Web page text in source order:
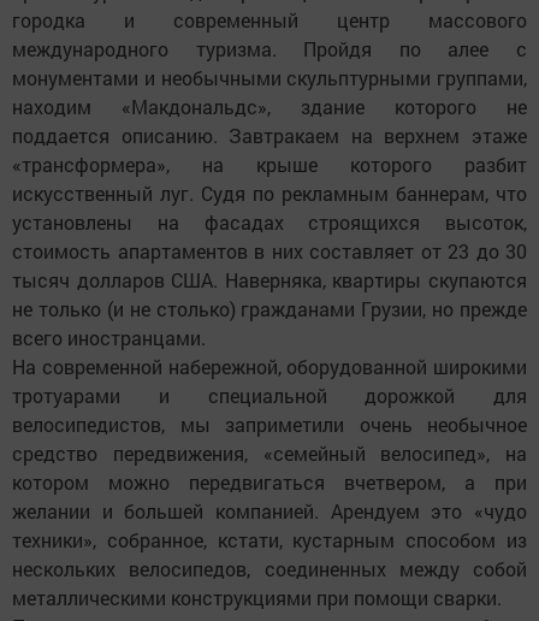
городка и современный центр массового
международного туризма. Пройдя по алее с
монументами и необычными скульптурными группами,
находим «Макдональдс», здание которого не
поддается описанию. Завтракаем на верхнем этаже
«трансформера», на крыше которого разбит
искусственный луг. Судя по рекламным баннерам, что
установлены на фасадах строящихся высоток,
стоимость апартаментов в них составляет от 23 до 30
тысяч долларов США. Наверняка, квартиры скупаются
не только (и не столько) гражданами Грузии, но прежде
всего иностранцами.
На современной набережной, оборудованной широкими
тротуарами и специальной дорожкой для
велосипедистов, мы заприметили очень необычное
средство передвижения, «семейный велосипед», на
котором можно передвигаться вчетвером, а при
желании и большей компанией. Арендуем это «чудо
техники», собранное, кстати, кустарным способом из
нескольких велосипедов, соединенных между собой
металлическими конструкциями при помощи сварки.